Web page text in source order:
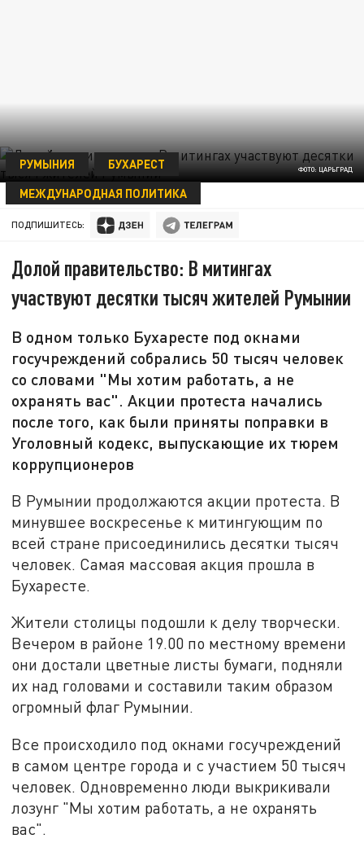
ФОТО: ЦАРЬГРАД
РУМЫНИЯ
БУХАРЕСТ
МЕЖДУНАРОДНАЯ ПОЛИТИКА
13 ФЕВРАЛЯ 05:26
ПОДПИШИТЕСЬ:
Долой правительство: В митингах
участвуют десятки тысяч жителей Румынии
В одном только Бухаресте под окнами
госучреждений собрались 50 тысяч человек
со словами "Мы хотим работать, а не
охранять вас". Акции протеста начались
после того, как были приняты поправки в
Уголовный кодекс, выпускающие их тюрем
коррупционеров
В Румынии продолжаются акции протеста. В
минувшее воскресенье к митингующим по
всей стране присоединились десятки тысяч
человек. Самая массовая акция прошла в
Бухаресте.
Жители столицы подошли к делу творчески.
Вечером в районе 19.00 по местному времени
они достали цветные листы бумаги, подняли
их над головами и составили таким образом
огромный флаг Румынии.
Все происходило под окнами госучреждений
в самом центре города и с участием 50 тысяч
человек. Одновременно люди выкрикивали
лозунг "Мы хотим работать, а не охранять
вас".